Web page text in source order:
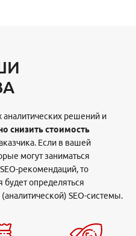
решений и
снизить стоимость
Если в вашей
могут заниматься
рекомендаций, то
определяться
SEO-системы.